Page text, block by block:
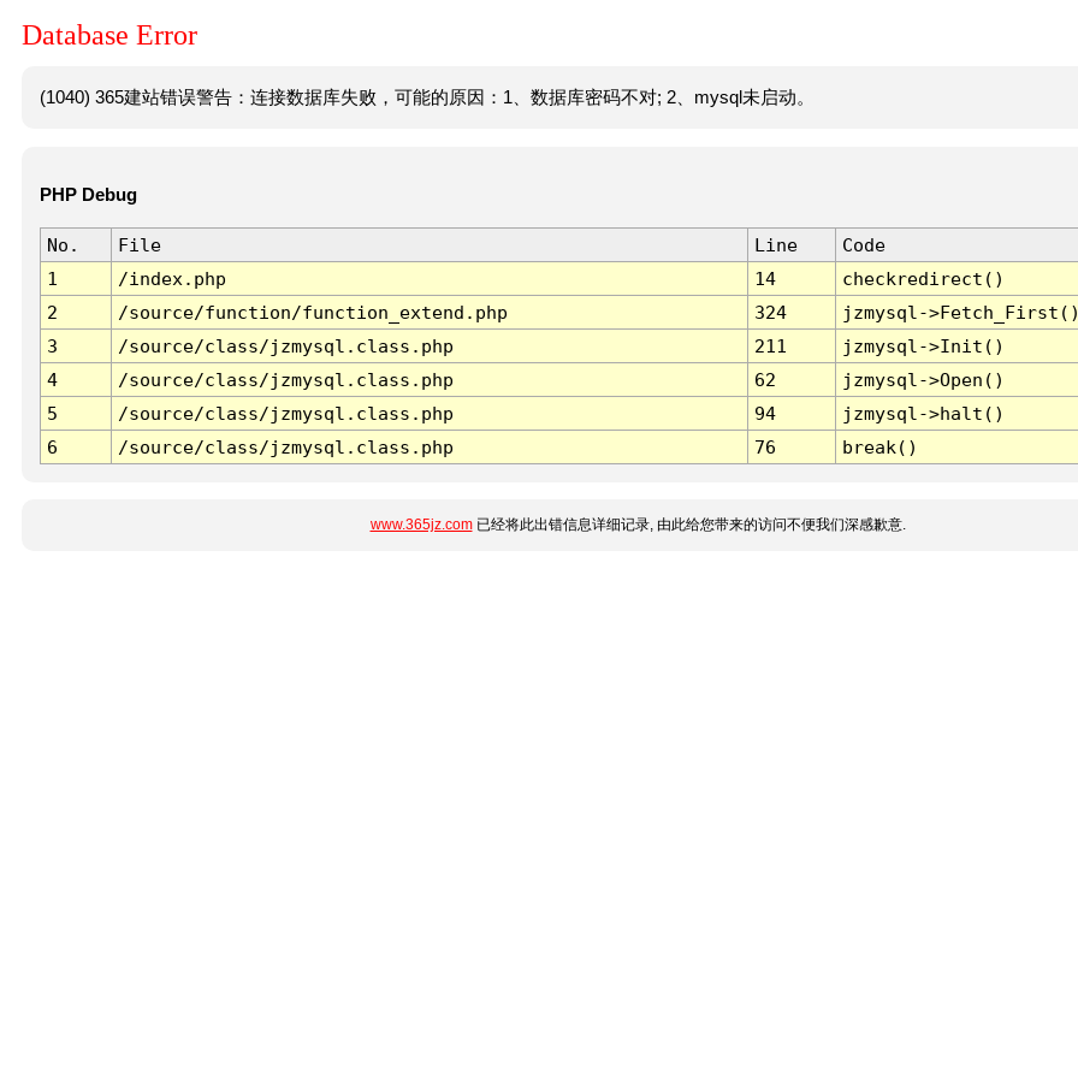
Database Error
(1040) 365建站错误警告：连接数据库失败，可能的原因：1、数据库密码不对; 2、mysql未启动。
PHP Debug
No. File Line
Code
1
/index.php 14
checkredirect()
2
/source/function/function_extend.php 324
jzmysql-
3
/source/class/jzmysql.class.php 211
jzmysql->Init()
4
/source/class/jzmysql.class.php 62
jzmysql->Open()
5
/source/class/jzmysql.class.php 94
jzmysql->halt()
6
/source/class/jzmysql.class.php 76 break()
www.365jz.com已经将此出错信息详细记录, 由此给您带来的访问不便我们深感歉意.